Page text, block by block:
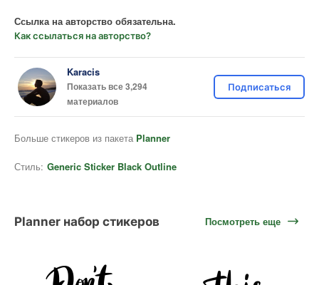
Ссылка на авторство обязательна.
Как ссылаться на авторство?
Karacis
Показать все 3,294
материалов
Подписаться
Больше стикеров из пакета Planner
Стиль: Generic Sticker Black Outline
Planner набор стикеров Посмотреть еще